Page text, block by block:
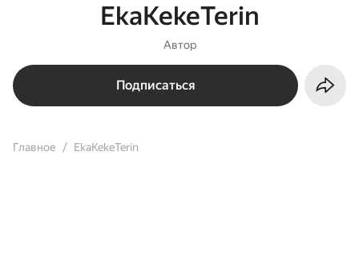
EkaKekeTerin
Автор
Подписаться
Главное EkaKekeTerin